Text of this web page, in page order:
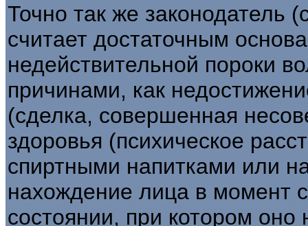
Точно так же законодатель
считает достаточным
недействительной пороки
причинами, как
(сделка, совершенная
здоровья (психическое
спиртными напитками или
нахождение лица в момент
состоянии, при котором